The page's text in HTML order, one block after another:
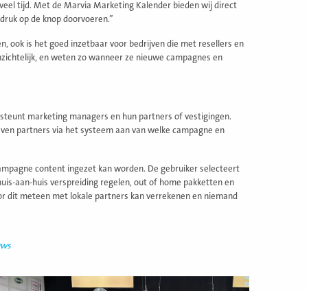
tijd. Met de Marvia Marketing Kalender bieden wij direct
op de knop doorvoeren.”
ook is het goed inzetbaar voor bedrijven die met resellers en
en weten zo wanneer ze nieuwe campagnes en
marketing managers en hun partners of vestigingen.
partners via het systeem aan van welke campagne en
content ingezet kan worden. De gebruiker selecteert
aan-huis verspreiding regelen, out of home pakketten en
meteen met lokale partners kan verrekenen en niemand